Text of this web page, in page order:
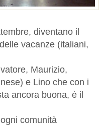
diventano il
vacanze (italiani,
Maurizio,
e Lino che con i
ancora buona, è il
comunità